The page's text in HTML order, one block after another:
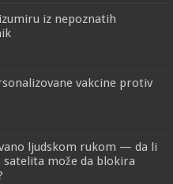
iz nepoznatih
vakcine protiv
ljudskom rukom — da li
satelita može da blokira